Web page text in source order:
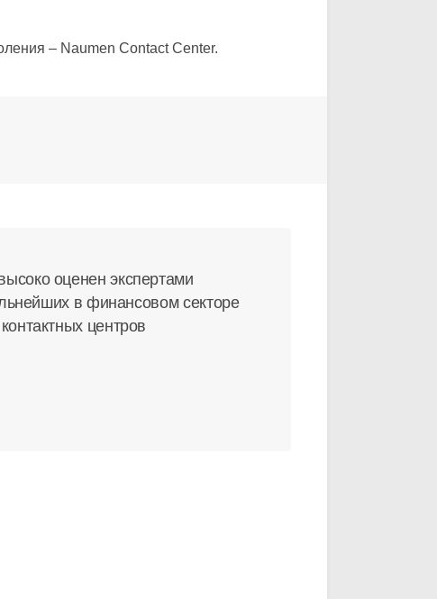
– Naumen Contact Center.
оценен экспертами
в финансовом секторе
центров